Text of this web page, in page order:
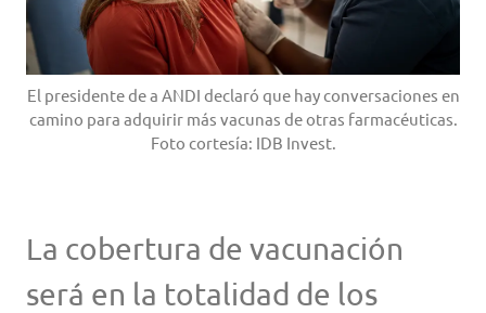
El presidente de a ANDI declaró que hay conversaciones en
camino para adquirir más vacunas de otras farmacéuticas.
Foto cortesía: IDB Invest.
La cobertura de vacunación
será en la totalidad de los